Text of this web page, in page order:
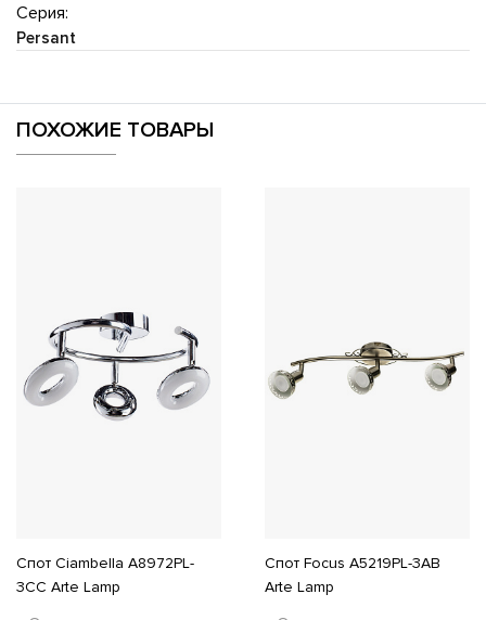
Серия:
Persant
ПОХОЖИЕ ТОВАРЫ
Спот Ciambella A8972PL-
3CC Arte Lamp
Спот Focus A5219PL-3AB
Arte Lamp